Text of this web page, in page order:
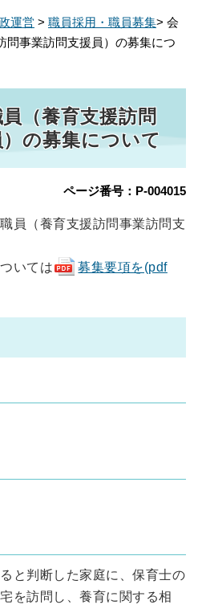
運営 > 職員採用・職員募集> 会
問事業訪問支援員）の募集につ
（養育支援訪問
の募集について
ページ番号：P-004015
員（養育支援訪問事業訪問支
いては
募集要項を(pdf
と判断した家庭に、保育士の
を訪問し、養育に関する相